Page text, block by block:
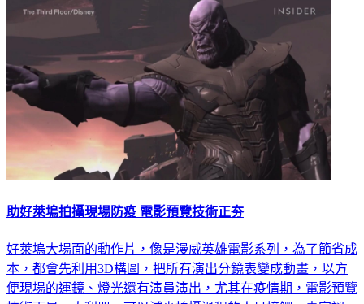
助好萊塢拍攝現場防疫 電影預覽技術正夯
好萊塢大場面的動作片，像是漫威英雄電影系列，為了節省成
本，都會先利用3D構圖，把所有演出分鏡表變成動畫，以方
便現場的運鏡、燈光還有演員演出，尤其在疫情期，電影預覽